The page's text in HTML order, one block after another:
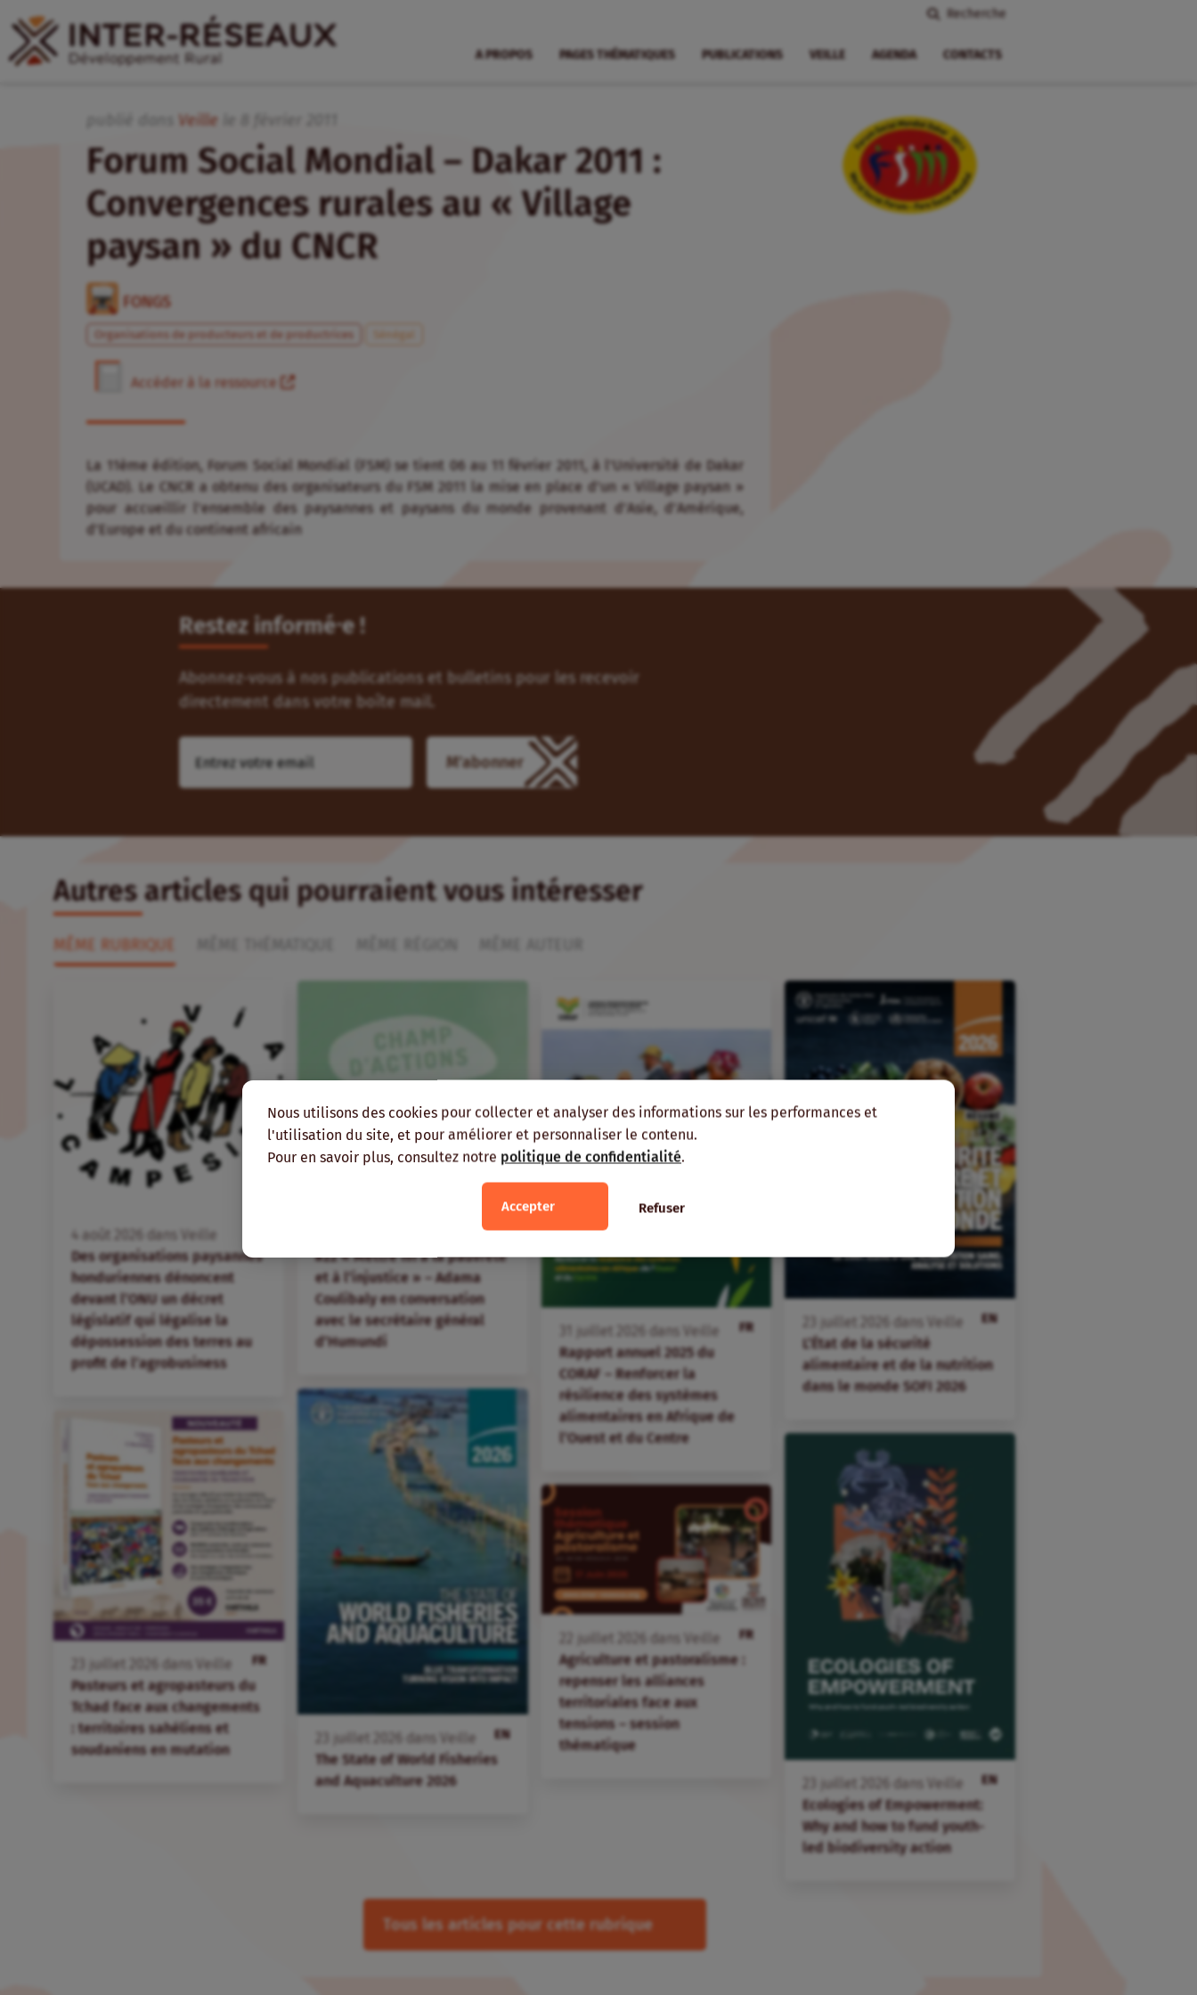
Nous utilisons des cookies pour collecter et analyser des informations sur les performances et
l'utilisation du site, et pour améliorer et personnaliser le contenu.
Pour en savoir plus, consultez notre politique de confidentialité.
Accepter Refuser
Recherche
A PROPOS PAGES THÉMATIQUES PUBLICATIONS VEILLE AGENDA CONTACTS
Veille
Forum Social Mondial – Dakar 2011 :
Convergences rurales au « Village
paysan » du CNCR
FONGS
Organisations de producteurs et de productrices Sénégal
Accéder à la ressource
La 11ème édition, Forum Social Mondial (FSM) se tient 06 au 11 février 2011, à l’Université de Dakar
(UCAD). Le CNCR a obtenu des organisateurs du FSM 2011 la mise en place d’un « Village paysan »
pour accueillir l’ensemble des paysannes et paysans du monde provenant d’Asie, d’Amérique,
d’Europe et du continent africain
Restez informé⸱e !
Abonnez-vous à nos publications et bulletins pour les recevoir
directement dans votre boîte mail.
M'abonner
Autres articles qui pourraient vous intéresser
MÊME RUBRIQUE
4 août dans
Veille
Des organisations paysannes
honduriennes dénoncent
devant l’ONU un décret
législatif qui légalise la
dépossession des terres au
profit de l’agrobusiness
FR
#22 « Mettre fin à la pauvreté
et à l’injustice » – Adama
Coulibaly en conversation
avec le secrétaire général
d’Humundi
FR
juillet dans
Veille
Rapport annuel 2025 du
CORAF – Renforcer la
résilience des systèmes
alimentaires en Afrique de
l’Ouest et du Centre
EN
juillet dans
Veille
L’État de la sécurité
alimentaire et de la nutrition
dans le monde SOFI 2026
EN
juillet dans
Veille
The State of World Fisheries
and Aquaculture 2026
FR
juillet dans Veille
Pasteurs et agropasteurs du
Tchad face aux changements
: territoires sahéliens et
soudaniens en mutation
EN
juillet dans Veille
Ecologies of Empowerment:
Why and how to fund youth-
led biodiversity action
FR
juillet dans Veille
Agriculture et pastoralisme :
repenser les alliances
territoriales face aux
tensions – session
thématique
Tous les articles pour cette rubrique